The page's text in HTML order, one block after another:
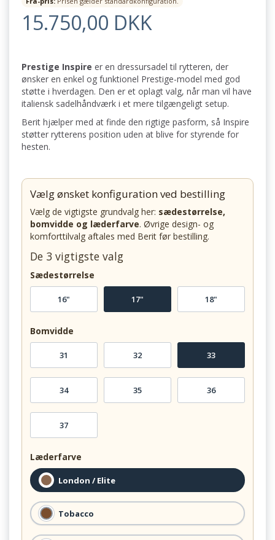
15.750,00 DKK
Prestige Inspire er en dressursadel til rytteren, der
ønsker en enkel og funktionel Prestige-model med god
støtte i hverdagen. Den er et oplagt valg, når man vil have
italiensk sadelhåndværk i et mere tilgængeligt setup.
Berit hjælper med at finde den rigtige pasform, så Inspire
støtter rytterens position uden at blive for styrende for
hesten.
Vælg ønsket konfiguration ved bestilling
Vælg de vigtigste grundvalg her: sædestørrelse,
bomvidde og læderfarve. Øvrige design- og
komforttilvalg aftales med Berit før bestilling.
De 3 vigtigste valg
Sædestørrelse
16" 17" 18"
Bomvidde
31 32 33
34 35 36
37
Læderfarve
London / Elite
Tobacco